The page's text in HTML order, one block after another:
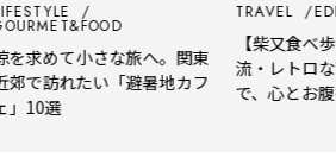
て小さな旅へ。関東
れたい「避暑地カフ
TRAVEL
【柴又食べ歩き】
流・レトロな下町
で、心とお腹を満